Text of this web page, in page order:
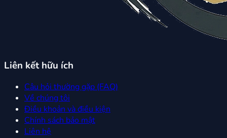
Liên kết hữu ích
Câu hỏi thường gặp (FAQ)
Về chúng tôi
Điều khoản và điều kiện
Chính sách bảo mật
Liên hệ